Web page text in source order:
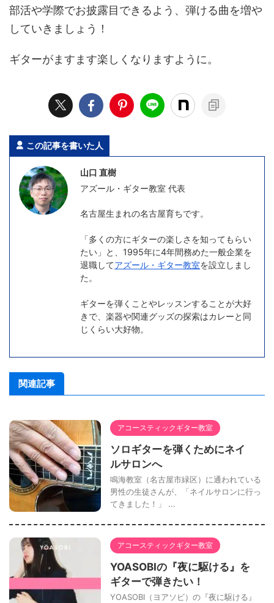
部活や学際でお披露目できるよう、弾ける曲を増や
していきましょう！
ギターがますます楽しくなりますように。
この記事を書いた人
山口 直樹
アズール・ギター教室 代表
名古屋生まれの名古屋育ちです。
「多くの方にギターの楽しさを知ってもらい
たい」と、1995年に4年間務めた一般企業を
退職してアズール・ギター教室を設立しまし
た。
ギターを弾くことやレッスンすることが大好
きで、楽器や関連グッズの探索はカレーと同
じくらい大好物。
関連記事
アコースティックギター教室
ソロギターを弾くためにネイ
ルサロンへ
鳴海教室（名古屋市緑区）に通われている
男性の生徒さんが、「ネイルサロンに行っ
てきました！」 ...
アコースティックギター教室
YOASOBIの『夜に駆ける』を
ギターで弾きたい！
YOASOBI（ヨアソビ）の『夜に駆ける』